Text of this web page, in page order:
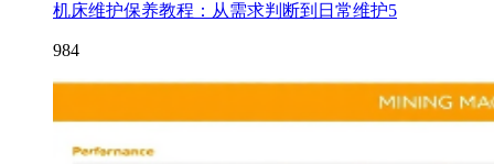
机床维护保养教程：从需求判断到日常维护5
984